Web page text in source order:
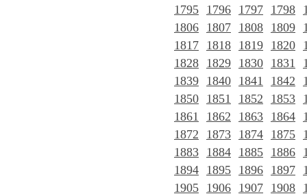
1795 1796 1797 1798
1806 1807 1808 1809
1817 1818 1819 1820
1828 1829 1830 1831
1839 1840 1841 1842
1850 1851 1852 1853
1861
1862 1863 1864
1872
1873 1874 1875
1883 1884 1885 1886
1894 1895 1896 1897
1905 1906 1907 1908